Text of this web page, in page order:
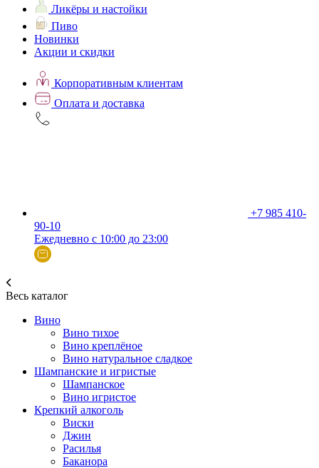
Ликёры и настойки
Пиво
Новинки
Акции и скидки
Корпоративным клиентам
Оплата и доставка
+7 985 410-
90-10
Ежедневно с 10:00 до 23:00
Весь каталог
Вино
Вино тихое
Вино креплёное
Вино натуральное сладкое
Шампанские и игристые
Шампанское
Вино игристое
Крепкий алкоголь
Виски
Джин
Расилья
Баканора